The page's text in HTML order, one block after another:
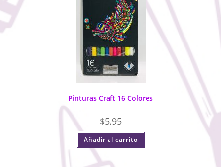
Pinturas Craft 16 Colores
$5.95
Añadir al carrito